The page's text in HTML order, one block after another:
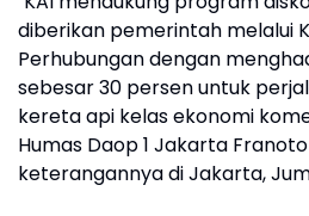
diberikan pemerintah melalui
Perhubungan dengan
sebesar 30 persen untuk
kereta api kelas ekonomi
Humas Daop 1 Jakarta
keterangannya di Jakarta,